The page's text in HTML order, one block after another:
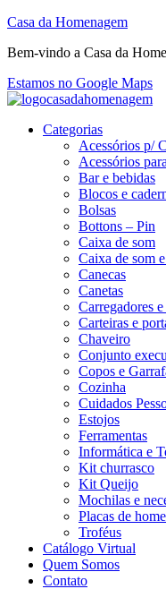
Casa da Homenagem
Bem-vindo a Casa da
Estamos no Google Maps
Categorias
Acessórios p/
Acessórios
Bar e bebidas
Blocos e
Bolsas
Bottons – Pin
Caixa de som
Caixa de som
Canecas
Canetas
Carregadores
Carteiras e
Chaveiro
Conjunto
Copos e
Cozinha
Cuidados
Estojos
Ferramentas
Informática e
Kit churrasco
Kit Queijo
Mochilas e
Placas de
Troféus
Catálogo Virtual
Quem Somos
Contato